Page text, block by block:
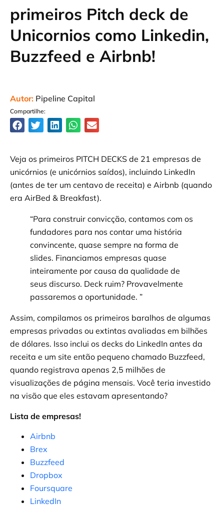
primeiros Pitch deck de
Unicornios como Linkedin,
Buzzfeed e Airbnb!
Autor: Pipeline Capital
Compartilhe:
Veja os primeiros PITCH DECKS de 21 empresas de
unicórnios (e unicórnios saídos), incluindo LinkedIn
(antes de ter um centavo de receita) e Airbnb (quando
era AirBed & Breakfast).
“Para construir convicção, contamos com os
fundadores para nos contar uma história
convincente, quase sempre na forma de
slides. Financiamos empresas quase
inteiramente por causa da qualidade de
seus discurso. Deck ruim? Provavelmente
passaremos a oportunidade. ”
Assim, compilamos os primeiros baralhos de algumas
empresas privadas ou extintas avaliadas em bilhões
de dólares. Isso inclui os decks do LinkedIn antes da
receita e um site então pequeno chamado Buzzfeed,
quando registrava apenas 2,5 milhões de
visualizações de página mensais. Você teria investido
na visão que eles estavam apresentando?
Lista de empresas!
Airbnb
Brex
Buzzfeed
Dropbox
Foursquare
LinkedIn